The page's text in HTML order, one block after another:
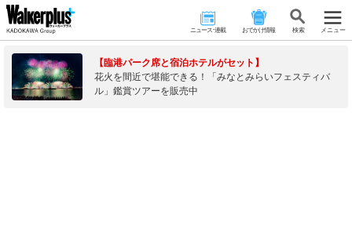
ニュース･連載 おでかけ情報 検 索 メニュー
【臨港パーク席と宿泊ホテルがセット】
花火を間近で堪能できる！「みなとみらいフェスティバ
ル」鑑賞ツアーを販売中